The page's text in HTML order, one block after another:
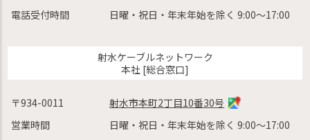
電話受付時間 日曜・祝日・年末年始を除く 9:00〜17:00
射水ケーブルネットワーク
本社 [総合窓口]
〒934-0011
射水市本町2丁目10番30号
営業時間
日曜・祝日・年末年始を除く 9:00〜17:00